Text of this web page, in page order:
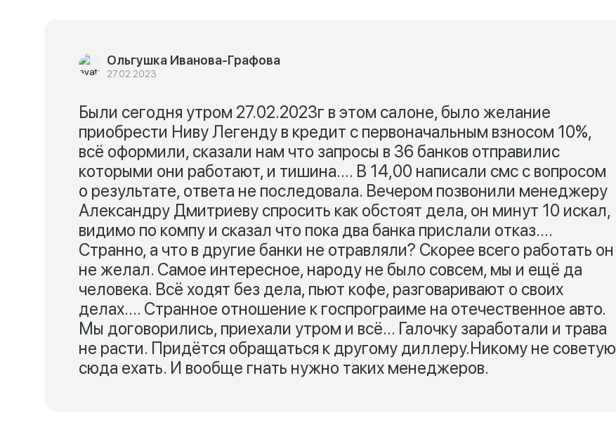
Ольгушка Иванова-Графова
27.02.2023
Были сегодня утром 27.02.2023г в этом салоне, было желание
приобрести Ниву Легенду в кредит с первоначальным взносом 10%,
всё оформили, сказали нам что запросы в 36 банков отправилис
которыми они работают, и тишина.... В 14,00 написали смс с вопросом
о результате, ответа не последовала. Вечером позвонили менеджеру
Александру Дмитриеву спросить как обстоят дела, он минут 10 искал,
видимо по компу и сказал что пока два банка прислали отказ....
Странно, а что в другие банки не отравляли? Скорее всего работать он
не желал. Самое интересное, народу не было совсем, мы и ещё да
человека. Всё ходят без дела, пьют кофе, разговаривают о своих
делах.... Странное отношение к госпрограиме на отечественное авто.
Мы договорились, приехали утром и всё... Галочку заработали и трава
не расти. Придётся обращаться к другому диллеру.Никому не советую
сюда ехать. И вообще гнать нужно таких менеджеров.